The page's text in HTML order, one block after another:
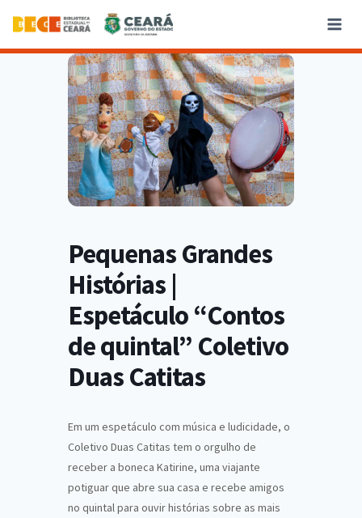
Pequenas Grandes
Histórias |
Espetáculo “Contos
de quintal” Coletivo
Duas Catitas
Em um espetáculo com música e ludicidade, o
Coletivo Duas Catitas tem o orgulho de
receber a boneca Katirine, uma viajante
potiguar que abre sua casa e recebe amigos
no quintal para ouvir histórias sobre as mais